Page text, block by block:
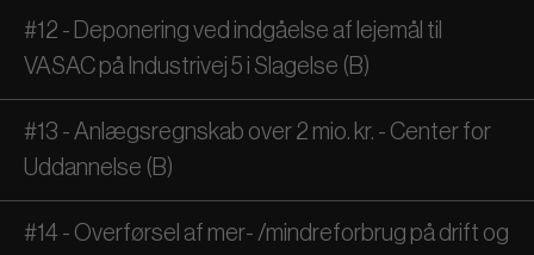
#12 - Deponering ved indgåelse af lejemål til
VASAC på Industrivej 5 i Slagelse (B)
#13 - Anlægsregnskab over 2 mio. kr. - Center for
Uddannelse (B)
#14 - Overførsel af mer- /mindreforbrug på drift og